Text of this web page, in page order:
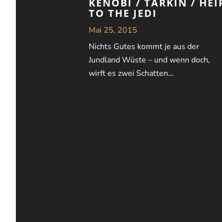
KENOBI / TARKIN /
TO THE JEDI
Mai 25, 2015
Nichts Gutes kommt je aus der
Jundland Wüste – und wenn doch,
wirft es zwei Schatten…